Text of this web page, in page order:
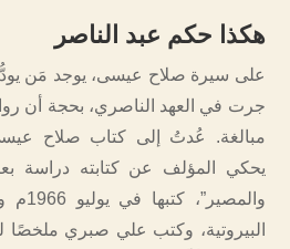
هكذا حكم عبد الناصر
على سيرة صلاح عيسى، يوجد مَن يودُّ
جرت في العهد الناصري، بحجة أن
مبالغة. عُدتُ إلى كتاب صلاح
يحكي المؤلف عن كتابته دراسة
البيروتية، وكتب علي صبري ملخصًا